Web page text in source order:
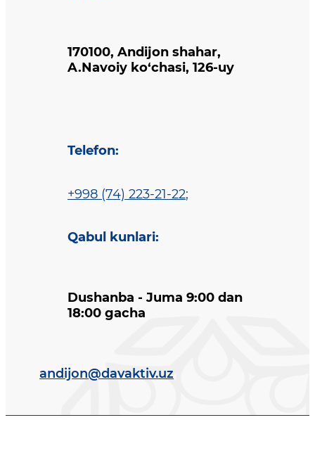
170100, Andijon shahar,
A.Navoiy ko‘chasi, 126-uy
Telefon:
+998 (74) 223-21-22;
Qabul kunlari:
Dushanba - Juma 9:00 dan
18:00 gacha
andijon@davaktiv.uz